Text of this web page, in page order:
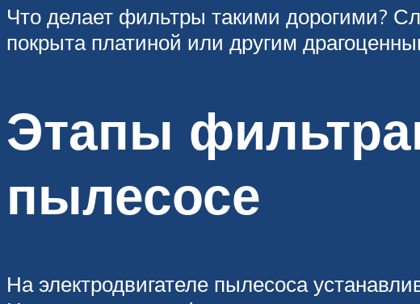
Что делает фильтры такими дорогими?
покрыта платиной или другим
Этапы
пылесосе
На электродвигателе пылесоса